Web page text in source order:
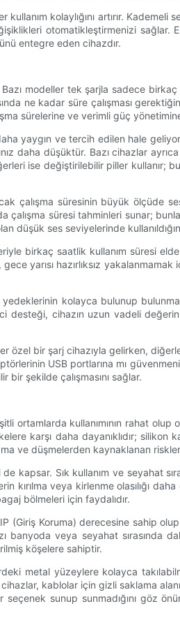
kolaylığını artırır.
otomatikleştirmenizi
entegre eden cihazdır.
modeller tek şarjla sadece
ne kadar süre çalışması
sürelerine ve verimli güç
yaygın ve tercih edilen hale
daha düşüktür. Bazı cihazlar
ise değiştirilebilir piller kullanır;
çalışma süresinin büyük ölçüde
süresi tahminleri sunar;
ses seviyelerinde
birkaç saatlik kullanım süresi
yarısı hazırlıksız
kolayca bulunup
desteği, cihazın uzun vadeli
özel bir şarj cihazıyla gelirken,
USB portlarına mı
şekilde çalışmasını sağlar.
ortamlarda kullanımının rahat
karşı daha dayanıklıdır; silikon
ve düşmelerden kaynaklanan
kapsar. Sık kullanım ve seyahat
veya kirlenme olasılığı
bölmeleri için faydalıdır.
(Giriş Koruma) derecesine sahip
veya seyahat sırasında
köşelere sahiptir.
metal yüzeylere kolayca
kablolar için gizli saklama
sunup sunmadığını göz